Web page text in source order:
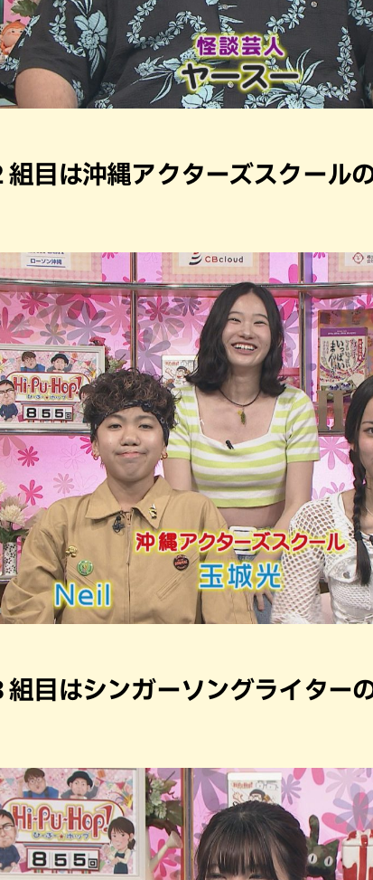
組目は沖縄アクターズスクール
組目はシンガーソングライター